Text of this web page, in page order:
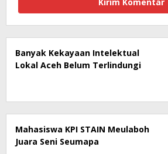
Banyak Kekayaan Intelektual
Lokal Aceh Belum Terlindungi
Mahasiswa KPI STAIN Meulaboh
Juara Seni Seumapa